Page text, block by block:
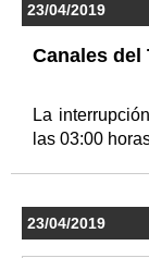
23/04/2019
Canales del
La
las 03:00
23/04/2019